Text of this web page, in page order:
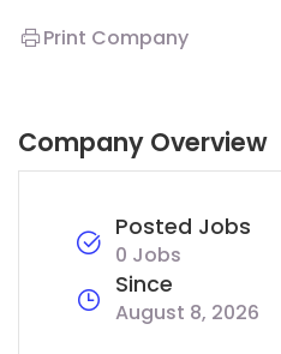
Print Company
Company Overview
Posted Jobs
0 Jobs
Since
August 8, 2026